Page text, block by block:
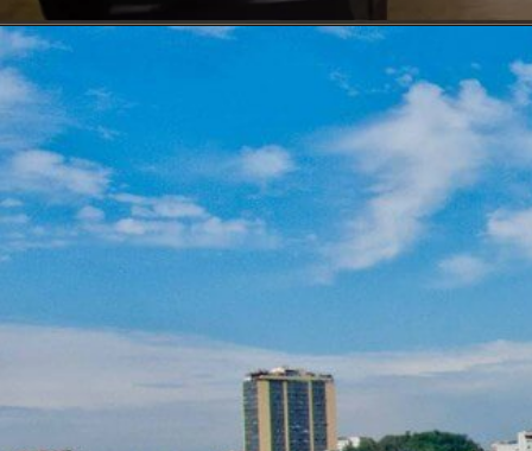
https://www.quintoandar.com.br/imovel/894005492/alugar